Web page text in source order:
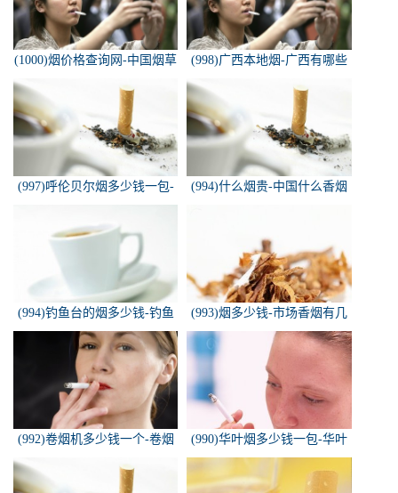
(1000)烟价格查询网-中国烟草
(998)广西本地烟-广西有哪些
(997)呼伦贝尔烟多少钱一包-
白色的呼伦贝尔香烟多少钱一
(994)什么烟贵-中国什么香烟
(994)钓鱼台的烟多少钱-钓鱼
台香烟价格有哪几种规格？
(993)烟多少钱-市场香烟有几
种 各多少钱一包
(992)卷烟机多少钱一个-卷烟
(990)华叶烟多少钱一包-华叶
烟价格多少钱一包